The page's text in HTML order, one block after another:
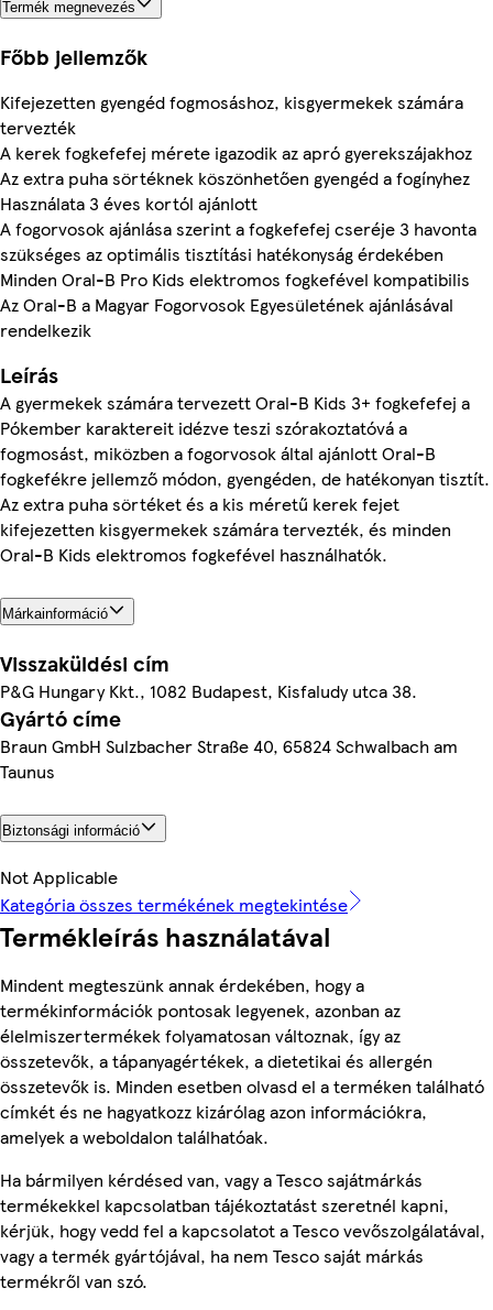
Termék megnevezés
Főbb jellemzők
Kifejezetten gyengéd fogmosáshoz, kisgyermekek számára
tervezték
A kerek fogkefefej mérete igazodik az apró gyerekszájakhoz
Az extra puha sörtéknek köszönhetően gyengéd a fogínyhez
Használata 3 éves kortól ajánlott
A fogorvosok ajánlása szerint a fogkefefej cseréje 3 havonta
szükséges az optimális tisztítási hatékonyság érdekében
Minden Oral-B Pro Kids elektromos fogkefével kompatibilis
Az Oral-B a Magyar Fogorvosok Egyesületének ajánlásával
rendelkezik
Leírás
A gyermekek számára tervezett Oral-B Kids 3+ fogkefefej a
Pókember karaktereit idézve teszi szórakoztatóvá a
fogmosást, miközben a fogorvosok által ajánlott Oral-B
fogkefékre jellemző módon, gyengéden, de hatékonyan tisztít.
Az extra puha sörtéket és a kis méretű kerek fejet
kifejezetten kisgyermekek számára tervezték, és minden
Oral-B Kids elektromos fogkefével használhatók.
Márkainformáció
Visszaküldési cím
P&G Hungary Kkt., 1082 Budapest, Kisfaludy utca 38.
Gyártó címe
Braun GmbH Sulzbacher Straße 40, 65824 Schwalbach am
Taunus
Biztonsági információ
Not Applicable
Kategória összes termékének megtekintése
Termékleírás használatával
Mindent megteszünk annak érdekében, hogy a
termékinformációk pontosak legyenek, azonban az
élelmiszertermékek folyamatosan változnak, így az
összetevők, a tápanyagértékek, a dietetikai és allergén
összetevők is. Minden esetben olvasd el a terméken található
címkét és ne hagyatkozz kizárólag azon információkra,
amelyek a weboldalon találhatóak.
Ha bármilyen kérdésed van, vagy a Tesco sajátmárkás
termékekkel kapcsolatban tájékoztatást szeretnél kapni,
kérjük, hogy vedd fel a kapcsolatot a Tesco vevőszolgálatával,
vagy a termék gyártójával, ha nem Tesco saját márkás
termékről van szó.